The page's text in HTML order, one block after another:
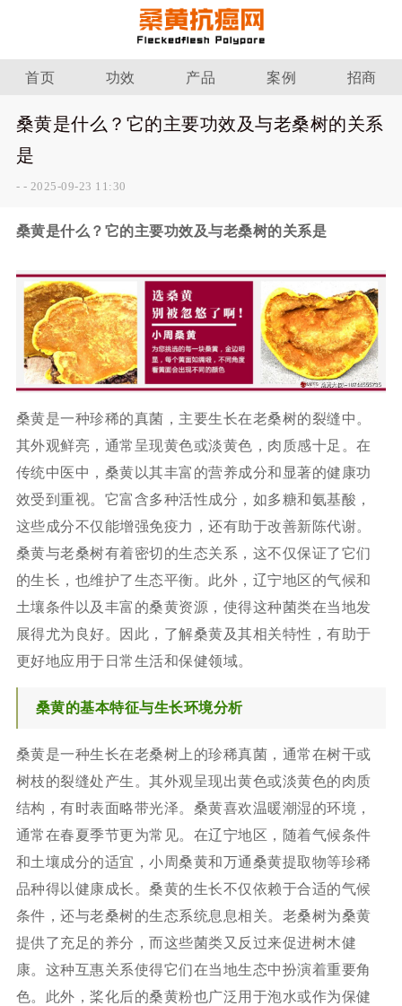
首页 功效 产品 案例 招商
桑黄是什么？它的主要功效及与老桑树的关系
是
- - 2025-09-23 11:30
桑黄是什么？它的主要功效及与老桑树的关系是
桑黄是一种珍稀的真菌，主要生长在老桑树的裂缝中。
其外观鲜亮，通常呈现黄色或淡黄色，肉质感十足。在
传统中医中，桑黄以其丰富的营养成分和显著的健康功
效受到重视。它富含多种活性成分，如多糖和氨基酸，
这些成分不仅能增强免疫力，还有助于改善新陈代谢。
桑黄与老桑树有着密切的生态关系，这不仅保证了它们
的生长，也维护了生态平衡。此外，辽宁地区的气候和
土壤条件以及丰富的桑黄资源，使得这种菌类在当地发
展得尤为良好。因此，了解桑黄及其相关特性，有助于
更好地应用于日常生活和保健领域。
桑黄的基本特征与生长环境分析
桑黄是一种生长在老桑树上的珍稀真菌，通常在树干或
树枝的裂缝处产生。其外观呈现出黄色或淡黄色的肉质
结构，有时表面略带光泽。桑黄喜欢温暖潮湿的环境，
通常在春夏季节更为常见。在辽宁地区，随着气候条件
和土壤成分的适宜，小周桑黄和万通桑黄提取物等珍稀
品种得以健康成长。桑黄的生长不仅依赖于合适的气候
条件，还与老桑树的生态系统息息相关。老桑树为桑黄
提供了充足的养分，而这些菌类又反过来促进树木健
康。这种互惠关系使得它们在当地生态中扮演着重要角
色。此外，桨化后的桑黄粉也广泛用于泡水或作为保健